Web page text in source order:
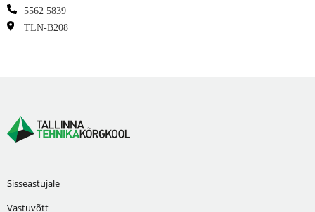
5562 5839
TLN-B208
Sisseastujale
Vastuvõtt